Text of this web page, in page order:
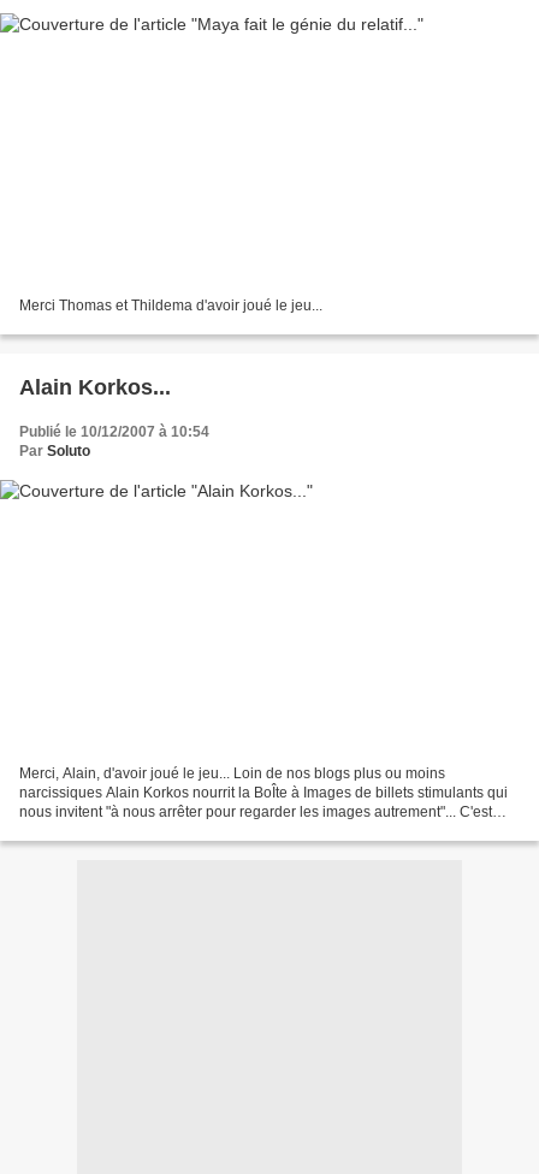
Merci Thomas et Thildema d'avoir joué le jeu...
Alain Korkos...
Publié le 10/12/2007 à 10:54
Par Soluto
Merci, Alain, d'avoir joué le jeu... Loin de nos blogs plus ou moins
narcissiques Alain Korkos nourrit la BoÎte à Images de billets stimulants qui
nous invitent "à nous arrêter pour regarder les images autrement"... C'est